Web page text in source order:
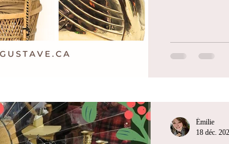
Émilie
18 déc.